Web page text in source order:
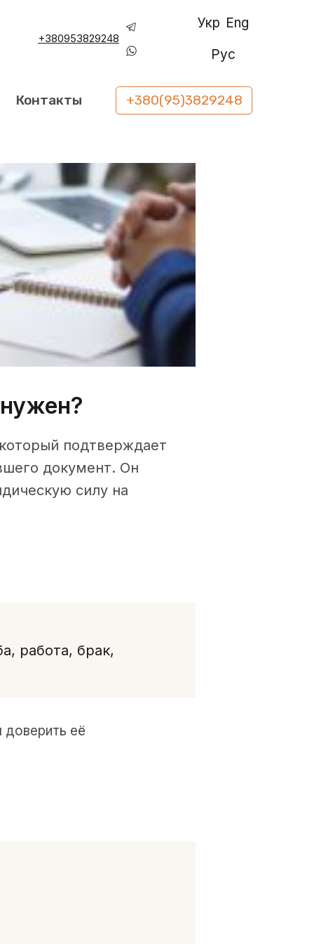
+380953829248
Укр Eng
Рус
Контакты
+380(95)3829248
подтверждает
документ. Он
силу на
работа, брак,
её